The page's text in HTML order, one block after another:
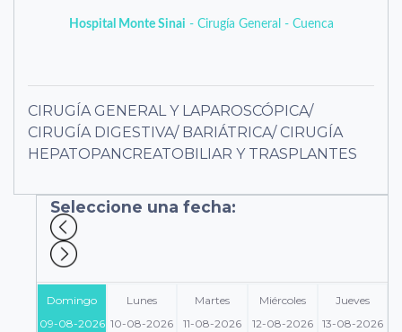
Hospital Monte Sinai - Cirugía General - Cuenca
CIRUGÍA GENERAL Y LAPAROSCÓPICA/
CIRUGÍA DIGESTIVA/ BARIÁTRICA/ CIRUGÍA
HEPATOPANCREATOBILIAR Y TRASPLANTES
Seleccione una fecha:
Domingo
09-08-2026
Lunes
10-08-2026
Martes
11-08-2026
Miércoles
12-08-2026
Jueves
13-08-2026